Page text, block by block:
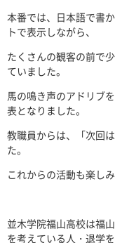
本番では、日本語で書
トで表示しながら、
たくさんの観客の前で
ていました。
馬の鳴き声のアドリブ
表となりました。
教職員からは、「次回
た。
これからの活動も楽し
並木学院福山高校は福
を考えている人・退学